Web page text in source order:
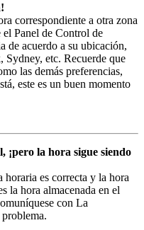
correspondiente a otra zona
el Panel de Control de
de acuerdo a su ubicación,
etc. Recuerde que
las demás preferencias,
este es un buen momento
la hora sigue siendo
horaria es correcta y la hora
la hora almacenada en el
con La